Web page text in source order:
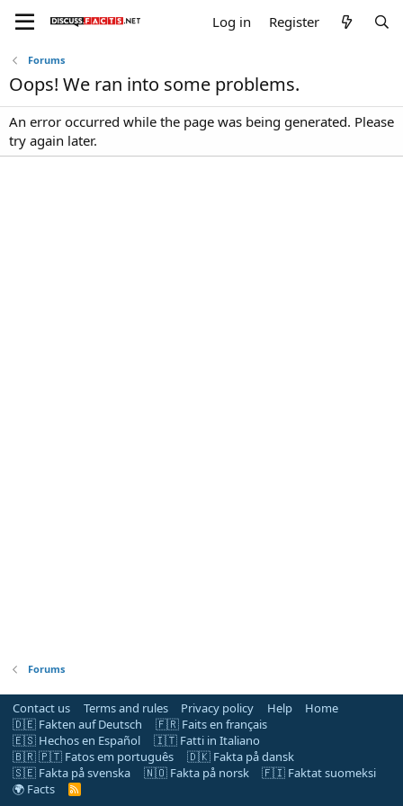
Log in Register
Forums
Oops! We ran into some problems.
An error occurred while the page was being generated. Please
try again later.
Forums
Contact us Terms and rules Privacy policy Help
Home
🇩🇪 Fakten auf Deutsch
🇫🇷 Faits en français
🇪🇸 Hechos en Español
🇮🇹 Fatti in Italiano
🇧🇷 🇵🇹 Fatos em português
🇩🇰 Fakta på dansk
🇸🇪 Fakta på svenska
🇳🇴 Fakta på norsk
🇫🇮 Faktat suomeksi
🌍 Facts
R